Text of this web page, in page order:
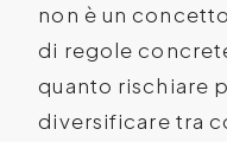
non è un
di regole
quanto rischiare
diversificare tra